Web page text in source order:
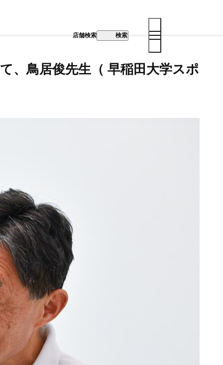
店舗検索 検索
、鳥居俊先生（ 早稲田大学スポ